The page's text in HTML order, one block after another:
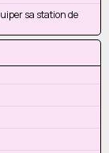
sa station de